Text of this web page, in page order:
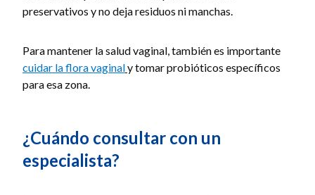
preservativos y no deja residuos ni manchas.
Para mantener la salud vaginal, también es importante
cuidar la flora vaginaly tomar probióticos específicos
para esa zona.
¿Cuándo consultar con un
especialista?